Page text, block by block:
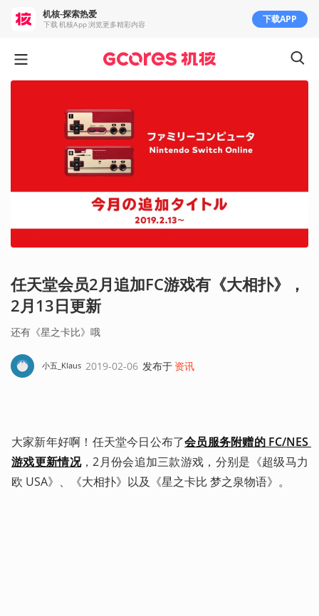
任天堂会员2月追加FC游戏有《大相扑》，
2月13日更新
还有《星之卡比》哦
小五_Klaus 2019-02-06 发布于 资讯
大家新年好啊！任天堂今日公布了会员服务附赠的 FC/NES
游戏更新情况，2月份会追加三款游戏，分别是《超级马力
欧 USA》、《大相扑》以及《星之卡比 梦之泉物语》。
机核-探索热爱
下载 机核App 浏览更多精彩内容 下载APP